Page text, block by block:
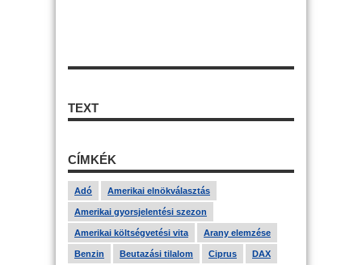
TEXT
CÍMKÉK
Adó Amerikai elnökválasztás
Amerikai gyorsjelentési szezon
Amerikai költségvetési vita Arany elemzése
Benzin Beutazási tilalom Ciprus DAX